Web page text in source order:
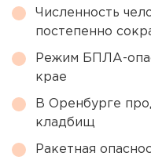
Численность
постепенно
Режим БПЛА-
крае
В Оренбурге
кладбищ
Ракетная